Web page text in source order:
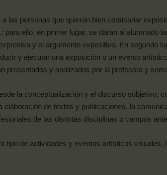
las personas que quieran bien comisariar
ello, en primer lugar, se darán al alumnado
y el argumento expositivo. En segundo
y ejecutar una exposición o un evento
y analizados por la profesora y
la conceptualización y el discurso subjetivo,
de textos y publicaciones, la
de las distintas disciplinas o campos
tipo de actividades y eventos artísticos